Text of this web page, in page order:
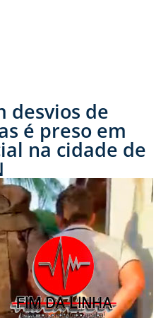
desvios de
é preso em
na cidade de